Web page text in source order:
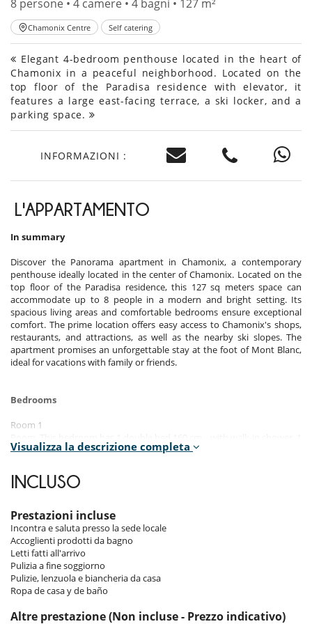
8 persone • 4 camere • 4 bagni • 127 m²
Chamonix Centre Self catering
Elegant 4-bedroom penthouse located in the heart of
Chamonix in a peaceful neighborhood. Located on the
top floor of the Paradisa residence with elevator, it
features a large east-facing terrace, a ski locker, and a
parking space.
INFORMAZIONI :
L'APPARTAMENTO
In summary
Discover the Panorama apartment in Chamonix, a contemporary
penthouse ideally located in the center of Chamonix. Located on the
top floor of the Paradisa residence, this 127 sq meters space can
accommodate up to 8 people in a modern and bright setting. Its
spacious living areas and comfortable bedrooms ensure exceptional
comfort. The prime location offers easy access to Chamonix's shops,
restaurants, and attractions, as well as the nearby ski slopes. The
apartment promises an unforgettable stay at the foot of Mont Blanc,
ideal for vacations with family or friends.
Bedrooms
Room 1
washbasin. This bedroom includes also closet, WC.
Room 2
Room. This bedroom has 1 double bed 160 cm. , with walk-in shower, 1
Room 3
Room. This bedroom has 1 double bed 160 cm. This bedroom includes
also balcony.
Room 4
Room. This bedroom has 1 double bed 160 cm. , with walk-in shower, 1
washbasin. This bedroom includes also balcony, towel dryer.
Visualizza la descrizione completa
INCLUSO
Prestazioni incluse
Incontra e saluta presso la sede locale
Accoglienti prodotti da bagno
Letti fatti all'arrivo
Pulizia a fine soggiorno
Pulizie, lenzuola e biancheria da casa
Ropa de casa y de baño
Altre prestazione (Non incluse - Prezzo indicativo)